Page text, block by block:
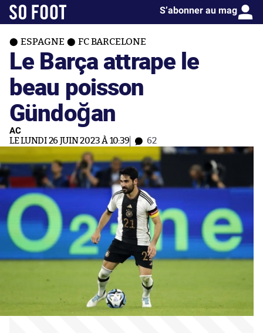
S’abonner au mag
ESPAGNE FC BARCELONE
Le Barça attrape le
beau poisson
Gündoğan
AC
LE LUNDI 26 JUIN 2023 À 10:39 62